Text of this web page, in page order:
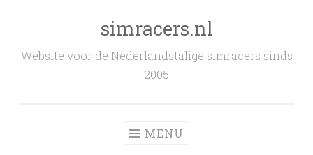
simracers.nl
Website voor de Nederlandstalige simracers sinds
2005
MENU